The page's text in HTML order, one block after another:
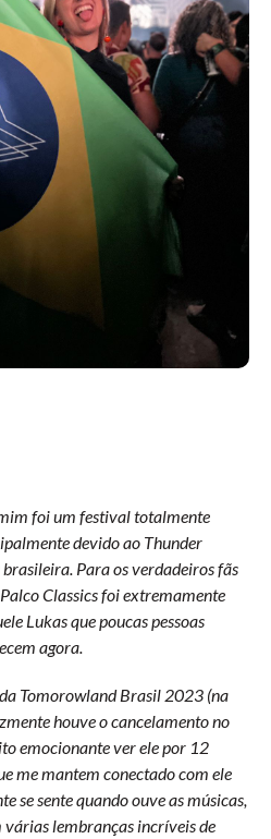
foi um festival totalmente
devido ao Thunder
Para os verdadeiros fãs
Classics foi extremamente
Lukas que poucas pessoas
agora.
Tomorowland Brasil 2023 (na
houve o cancelamento no
emocionante ver ele por 12
me mantem conectado com ele
se sente quando ouve as músicas,
lembranças incríveis de